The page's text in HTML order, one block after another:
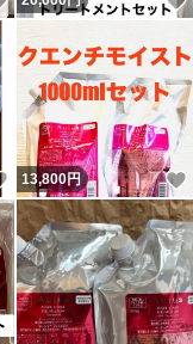
いいね！
13,800円